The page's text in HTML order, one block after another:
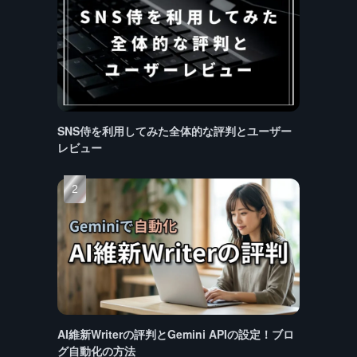
SNS侍を利用してみた全体的な評判とユーザー
レビュー
AI維新Writerの評判とGemini APIの設定！ブロ
グ自動化の方法